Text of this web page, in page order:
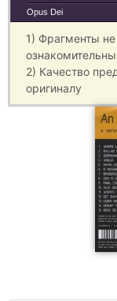
Opus Dei
1) Фрагменты
2) Качество
оригиналу